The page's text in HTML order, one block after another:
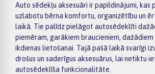
Auto sēdekļu aksesuāri ir papildinājumi, kas
uzlabotu bērna komfortu, organizētību un
laikā. Tie palīdz pielāgot autosēdeklīti
piemēram, garākiem braucieniem,
ikdienas lietošanai. Tajā pašā laikā svarīgi
drošus un saderīgus aksesuārus, lai netiktu
autosēdeklīša funkcionalitāte.